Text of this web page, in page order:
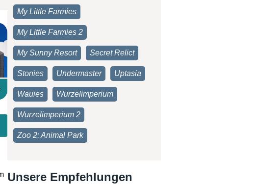
My Little Farmies
My Little Farmies 2
My Sunny Resort Secret Relict
Stonies Undermaster Uptasia
Wauies Wurzelimperium
Wurzelimperium 2
Zoo 2: Animal Park
Unsere Empfehlungen